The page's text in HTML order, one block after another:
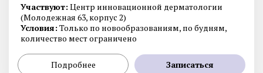
Участвуют: Центр инновационной дерматологии
(Молодежная 63, корпус 2)
Условия: Только по новообразованиям, по будням,
количество мест ограничено
Подробнее Записаться